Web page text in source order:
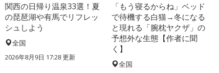
関西の日帰り温泉33選！夏
の琵琶湖や有馬でリフレッ
シュしよう
全国
2026年8月9日 17:28更新
「もう寝るからね」ベッド
で待機する白猫→冬になる
と現れる「腕枕ヤクザ」の
予想外な生態【作者に聞
く】
全国